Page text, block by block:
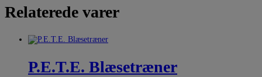
Relaterede varer
P.E.T.E. Blæsetræner